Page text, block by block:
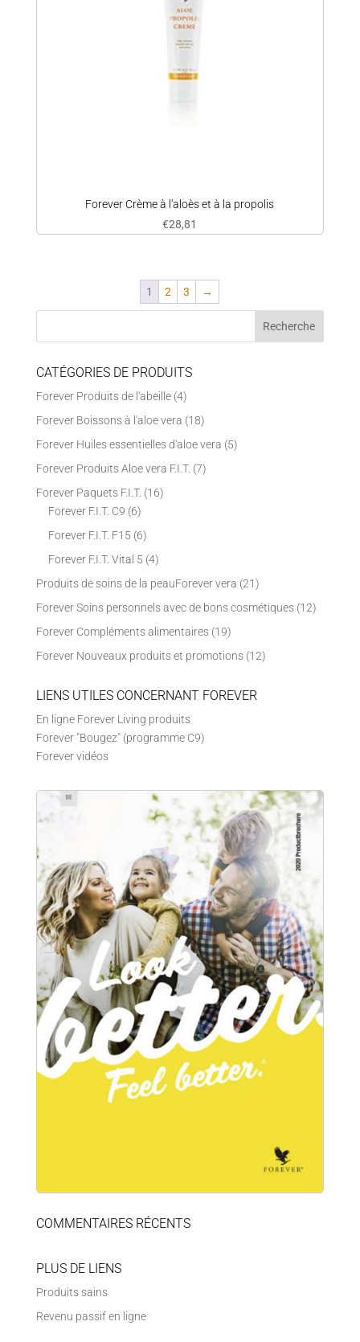
Forever Crème à l'aloès et à la propolis
€28,81
1 2 3 →
CATÉGORIES DE PRODUITS
Forever Produits de l'abeille (4)
Forever Boissons à l'aloe vera (18)
Forever Huiles essentielles d'aloe vera (5)
Forever Produits Aloe vera F.I.T. (7)
Forever Paquets F.I.T. (16)
Forever F.I.T. C9 (6)
Forever F.I.T. F15 (6)
Forever F.I.T. Vital 5 (4)
Produits de soins de la peauForever vera (21)
Forever Soins personnels avec de bons cosmétiques (12)
Forever Compléments alimentaires (19)
Forever Nouveaux produits et promotions (12)
LIENS UTILES CONCERNANT FOREVER
En ligne Forever Living produits
Forever "Bougez" (programme C9)
Forever vidéos
COMMENTAIRES RÉCENTS
PLUS DE LIENS
Produits sains
Revenu passif en ligne